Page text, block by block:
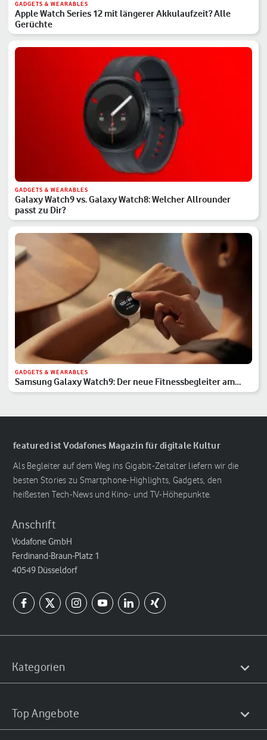
GADGETS & WEARABLES
Apple Watch Series 12 mit längerer Akkulaufzeit? Alle
Gerüchte
GADGETS & WEARABLES
Galaxy Watch9 vs. Galaxy Watch8: Welcher Allrounder
passt zu Dir?
GADGETS & WEARABLES
Samsung Galaxy Watch9: Der neue Fitnessbegleiter am
Handgelenk
featured ist Vodafones Magazin für digitale Kultur
Als Begleiter auf dem Weg ins Gigabit-Zeitalter liefern wir die
besten Stories zu Smartphone-Highlights, Gadgets, den
heißesten Tech-News und Kino- und TV-Höhepunkte.
Anschrift
Vodafone GmbH
Ferdinand-Braun-Platz 1
40549 Düsseldorf
Kategorien
Top Angebote